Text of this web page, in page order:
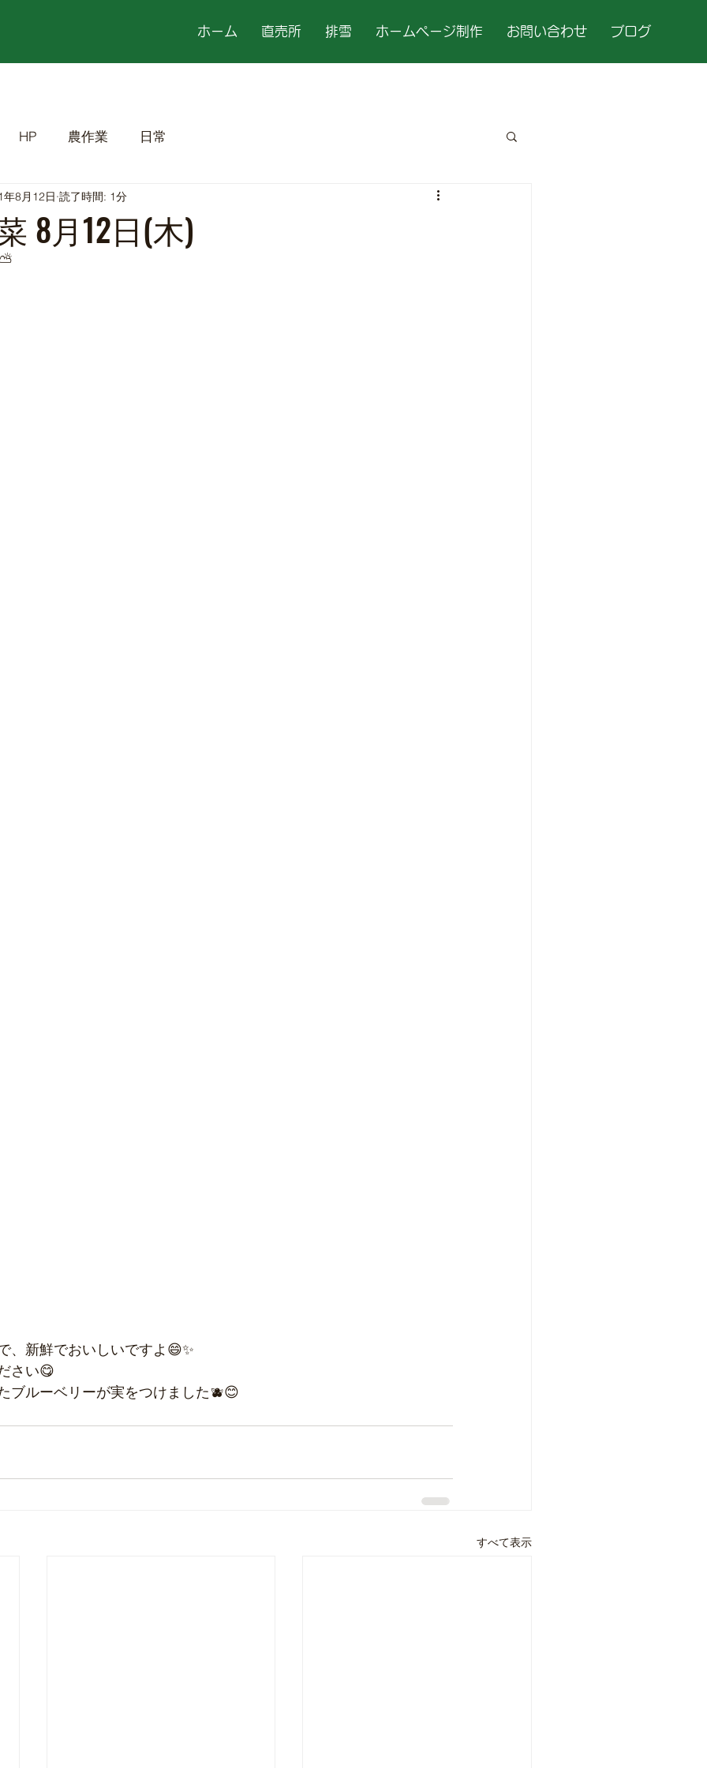
ホーム 直売所 排雪 ホームページ制作 お問い合わせ ブログ
HP 農作業 日常
8月12日(木)
年8月12日 読了時間: 1分
、新鮮でおいしいですよ😄✨
さい😋
ブルーベリーが実をつけました🫐😊
すべて表示